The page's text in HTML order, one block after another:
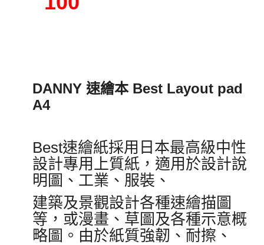
DANNY 速繪本 Best Layout pad
A4
Best速繪紙採用日本最高級中性
設計專用上質紙，適用於設計說
明圖、工業、服裝、
建築及景觀設計各種速繪描圖
等，或漫畫、草圖及各種示意概
略圖。由於紙質強韌、耐擦、